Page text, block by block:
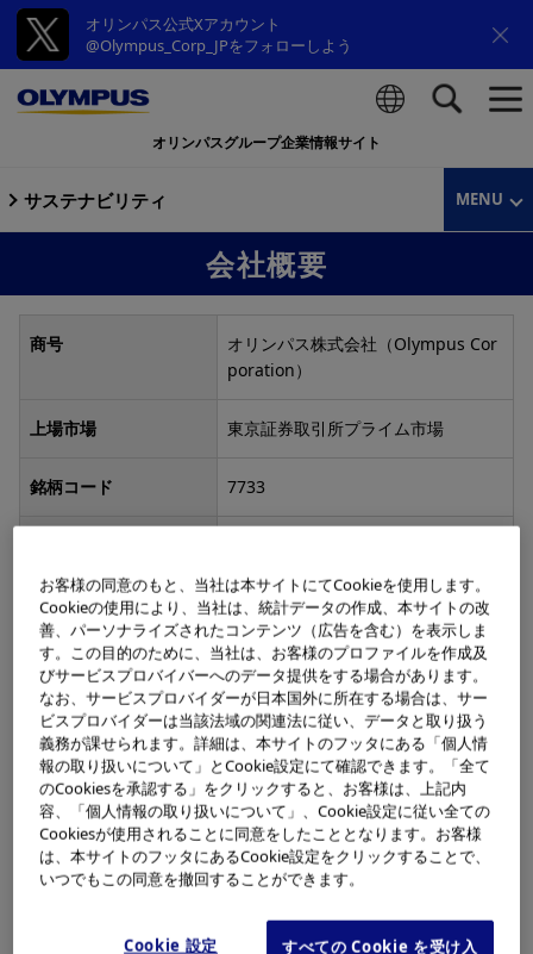
オリンパス公式Xアカウント
@Olympus_Corp_JPをフォローしよう
オリンパスグループ企業情報サイト
サステナビリティ MENU
会社概要
商号
オリンパス株式会社（Olympus Cor
poration）
上場市場 東京証券取引所プライム市場
銘柄コード 7733
本社
〒192-8507 東京都八王子市石川町2
951
地図
資本金 1,246億円（2025年3月現在）
連結売上高 9,973億円（2025年3月期）
連結従業員数 29,297人（2025年3月現在）
お客様の同意のもと、当社は本サイトにてCookieを使用します。
Cookieの使用により、当社は、統計データの作成、本サイトの改
善、パーソナライズされたコンテンツ（広告を含む）を表示しま
す。この目的のために、当社は、お客様のプロファイルを作成及
びサービスプロバイバーへのデータ提供をする場合があります。
なお、サービスプロバイダーが日本国外に所在する場合は、サー
ビスプロバイダーは当該法域の関連法に従い、データと取り扱う
義務が課せられます。詳細は、本サイトのフッタにある「個人情
報の取り扱いについて」とCookie設定にて確認できます。「全て
のCookiesを承認する」をクリックすると、お客様は、上記内
容、「個人情報の取り扱いについて」、Cookie設定に従い全ての
Cookiesが使用されることに同意をしたこととなります。お客様
は、本サイトのフッタにあるCookie設定をクリックすることで、
いつでもこの同意を撤回することができます。
Cookie 設定
すべての Cookie を受け入